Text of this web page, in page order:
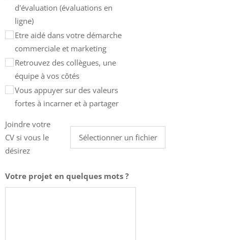
d'évaluation (évaluations en
ligne)
Etre aidé dans votre démarche
commerciale et marketing
Retrouvez des collègues, une
équipe à vos côtés
Vous appuyer sur des valeurs
fortes à incarner et à partager
Joindre votre
CV si vous le
désirez
Sélectionner un fichier
Votre projet en quelques mots ?